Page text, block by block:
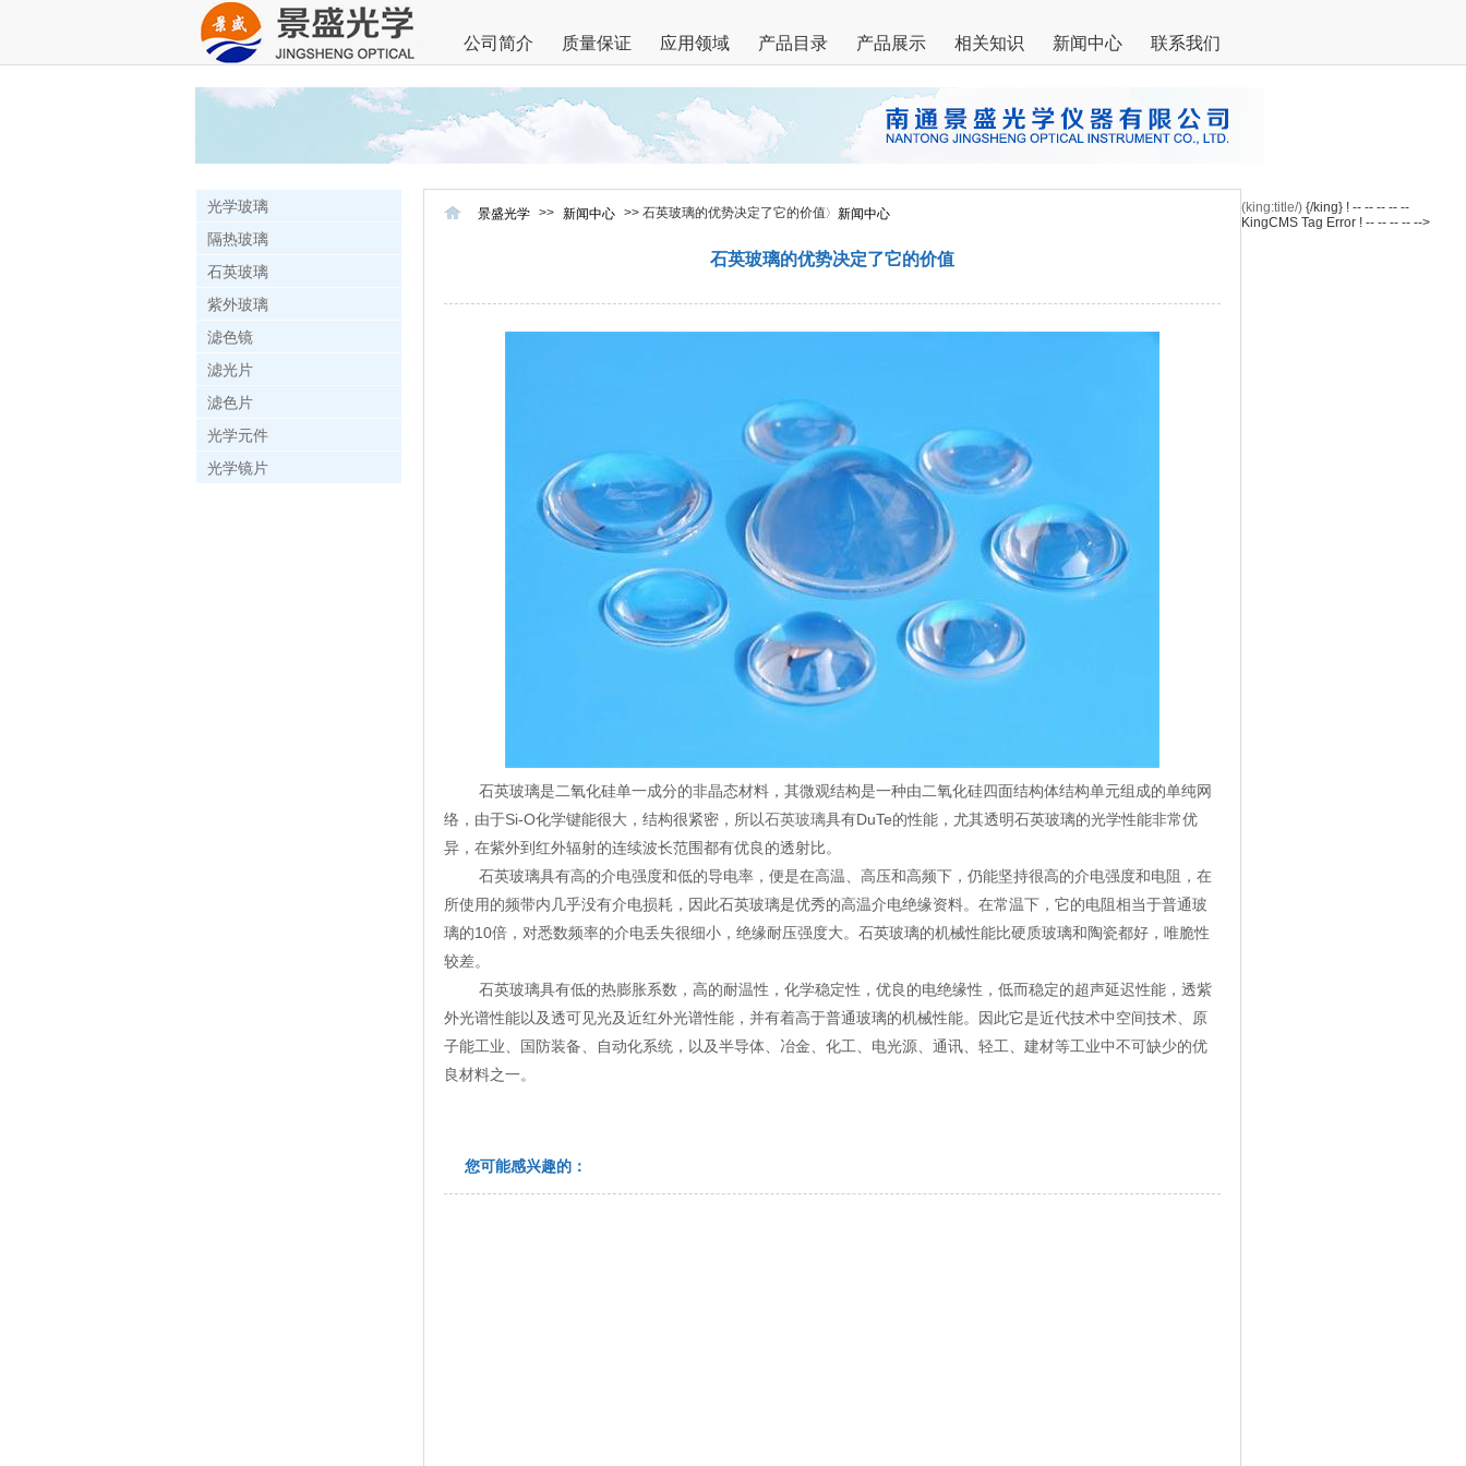
公司简介 质量保证 应用领域 产品目录 产品展示 相关知识 新闻中心 联系我们
光学玻璃
隔热玻璃
石英玻璃
紫外玻璃
滤色镜
滤光片
滤色片
光学元件
光学镜片
景盛光学 >> 新闻中心 >> 石英玻璃的优势决定了它的价值 新闻中心
石英玻璃的优势决定了它的价值
石英玻璃是二氧化硅单一成分的非晶态材料，其微观结构是一种由二氧化硅四面结构体结构单元组成的单纯网
络，由于Si-O化学键能很大，结构很紧密，所以石英玻璃具有DuTe的性能，尤其透明石英玻璃的光学性能非常优
异，在紫外到红外辐射的连续波长范围都有优良的透射比。
石英玻璃具有高的介电强度和低的导电率，便是在高温、高压和高频下，仍能坚持很高的介电强度和电阻，在
所使用的频带内几乎没有介电损耗，因此石英玻璃是优秀的高温介电绝缘资料。在常温下，它的电阻相当于普通玻
璃的10倍，对悉数频率的介电丢失很细小，绝缘耐压强度大。石英玻璃的机械性能比硬质玻璃和陶瓷都好，唯脆性
较差。
石英玻璃具有低的热膨胀系数，高的耐温性，化学稳定性，优良的电绝缘性，低而稳定的超声延迟性能，透紫
外光谱性能以及透可见光及近红外光谱性能，并有着高于普通玻璃的机械性能。因此它是近代技术中空间技术、原
子能工业、国防装备、自动化系统，以及半导体、冶金、化工、电光源、通讯、轻工、建材等工业中不可缺少的优
良材料之一。
您可能感兴趣的：
(king:title/) {/king} ! -- -- -- -- --
KingCMS Tag Error ! -- -- -- -- -->